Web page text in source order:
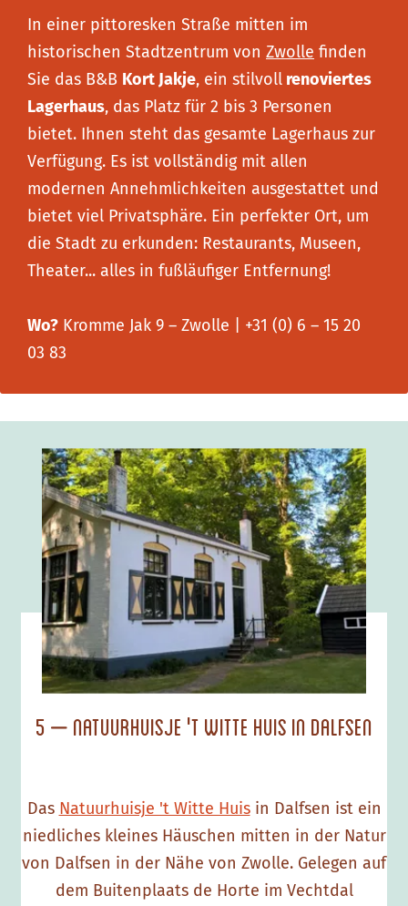
In einer pittoresken Straße mitten im
historischen Stadtzentrum von Zwolle finden
Sie das B&B Kort Jakje, ein stilvoll renoviertes
Lagerhaus, das Platz für 2 bis 3 Personen
bietet. Ihnen steht das gesamte Lagerhaus zur
Verfügung. Es ist vollständig mit allen
modernen Annehmlichkeiten ausgestattet und
bietet viel Privatsphäre. Ein perfekter Ort, um
die Stadt zu erkunden: Restaurants, Museen,
Theater... alles in fußläufiger Entfernung!
Wo? Kromme Jak 9 – Zwolle | +31 (0) 6 – 15 20
03 83
5 – Natuurhuisje 't Witte Huis in Dalfsen
Das Natuurhuisje 't Witte Huisin Dalfsen ist ein
niedliches kleines Häuschen mitten in der Natur
von Dalfsen in der Nähe von Zwolle. Gelegen auf
dem Buitenplaats de Horte im Vechtdal